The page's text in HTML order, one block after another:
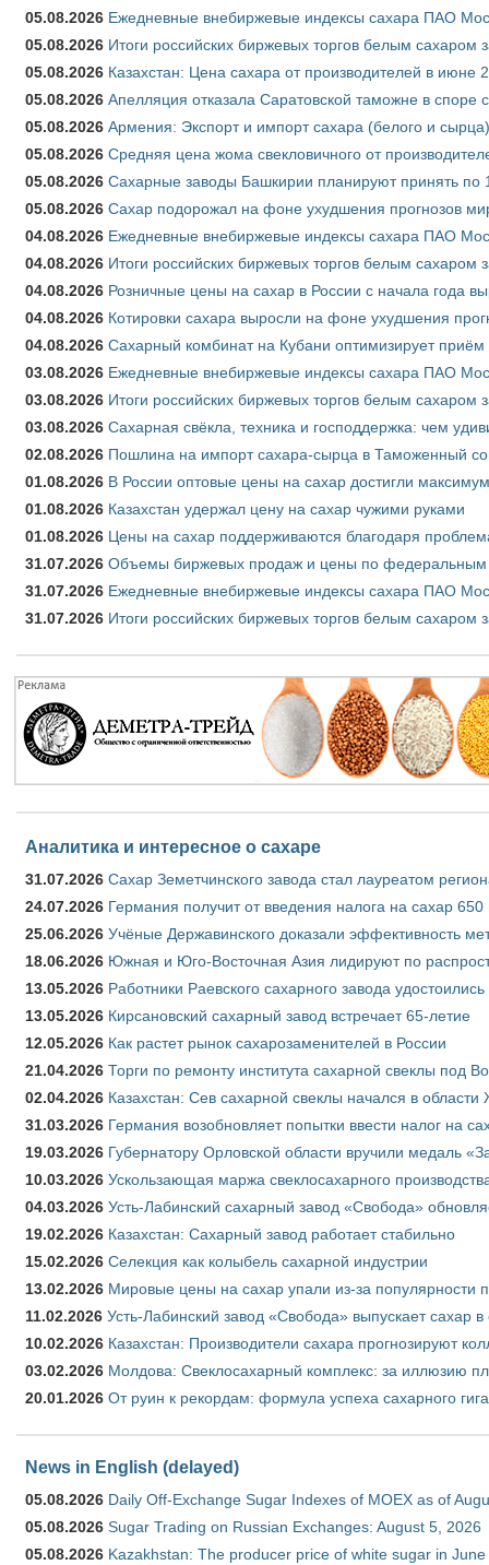
05.08.2026 Ежедневные внебиржевые индексы сахара ПАО
05.08.2026 Итоги российских биржевых торгов белым сахаром
05.08.2026 Казахстан: Цена сахара от производителей в июне
05.08.2026 Апелляция отказала Саратовской таможне в
05.08.2026 Армения: Экспорт и импорт сахара (белого и
05.08.2026 Средняя цена жома свекловичного от
05.08.2026 Сахарные заводы Башкирии планируют принять по
05.08.2026 Сахар подорожал на фоне ухудшения прогнозов
04.08.2026 Ежедневные внебиржевые индексы сахара ПАО
04.08.2026 Итоги российских биржевых торгов белым сахаром
04.08.2026 Розничные цены на сахар в России с начала года
04.08.2026 Котировки сахара выросли на фоне ухудшения
04.08.2026 Сахарный комбинат на Кубани оптимизирует приём
03.08.2026 Ежедневные внебиржевые индексы сахара ПАО
03.08.2026 Итоги российских биржевых торгов белым сахаром
03.08.2026 Сахарная свёкла, техника и господдержка: чем
02.08.2026 Пошлина на импорт сахара-сырца в Таможенный
01.08.2026 В России оптовые цены на сахар достигли
01.08.2026 Казахстан удержал цену на сахар чужими руками
01.08.2026 Цены на сахар поддерживаются благодаря
31.07.2026 Объемы биржевых продаж и цены по федеральным
31.07.2026 Ежедневные внебиржевые индексы сахара ПАО
31.07.2026 Итоги российских биржевых торгов белым сахаром
Аналитика и интересное о сахаре
31.07.2026 Сахар Земетчинского завода стал лауреатом
24.07.2026 Германия получит от введения налога на сахар
25.06.2026 Учёные Державинского доказали эффективность
18.06.2026 Южная и Юго-Восточная Азия лидируют по
13.05.2026 Работники Раевского сахарного завода удостоились
13.05.2026 Кирсановский сахарный завод встречает 65-летие
12.05.2026 Как растет рынок сахарозаменителей в России
21.04.2026 Торги по ремонту института сахарной свеклы под
02.04.2026 Казахстан: Сев сахарной свеклы начался в области
31.03.2026 Германия возобновляет попытки ввести налог на
19.03.2026 Губернатору Орловской области вручили медаль
10.03.2026 Ускользающая маржа свеклосахарного
04.03.2026 Усть-Лабинский сахарный завод «Свобода»
19.02.2026 Казахстан: Сахарный завод работает стабильно
15.02.2026 Селекция как колыбель сахарной индустрии
13.02.2026 Мировые цены на сахар упали из-за популярности
11.02.2026 Усть-Лабинский завод «Свобода» выпускает сахар в
10.02.2026 Казахстан: Производители сахара прогнозируют
03.02.2026 Молдова: Свеклосахарный комплекс: за иллюзию
20.01.2026 От руин к рекордам: формула успеха сахарного
News in English (delayed)
05.08.2026 Daily Off-Exchange Sugar Indexes of MOEX as of
05.08.2026 Sugar Trading on Russian Exchanges: August 5, 2026
05.08.2026 Kazakhstan: The producer price of white sugar in